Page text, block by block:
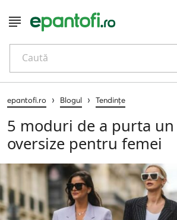
Caută
epantofi.ro › Blogul › Tendințe
5 moduri de a purta
oversize pentru femei